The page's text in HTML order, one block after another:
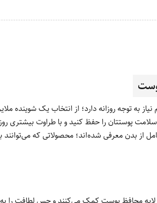
توجه روزانه دارد؛ از انتخاب یک شوینده
پوستتان را حفظ کنید و با طراوت بیشتری
از بدن معرفی شده‌اند؛ محصولاتی که می‌توانند